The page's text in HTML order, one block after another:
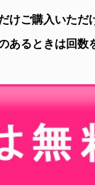
ご購入いただ
あるときは回数